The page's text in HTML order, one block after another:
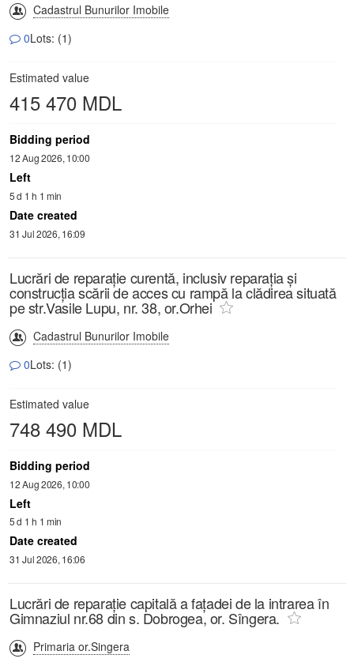
Cadastrul Bunurilor Imobile
0Lots: (1)
Estimated value
415 470 MDL
Bidding period
12 Aug 2026, 10:00
Left
5 d 1 h 1 min
Date created
31 Jul 2026, 16:09
Lucrări de reparație curentă, inclusiv reparația și
construcția scării de acces cu rampă la clădirea situată
pe str.Vasile Lupu, nr. 38, or.Orhei
Cadastrul Bunurilor Imobile
0Lots: (1)
Estimated value
748 490 MDL
Bidding period
12 Aug 2026, 10:00
Left
5 d 1 h 1 min
Date created
31 Jul 2026, 16:06
Lucrări de reparație capitală a fațadei de la intrarea în
Gimnaziul nr.68 din s. Dobrogea, or. Sîngera.
Primaria or.Singera